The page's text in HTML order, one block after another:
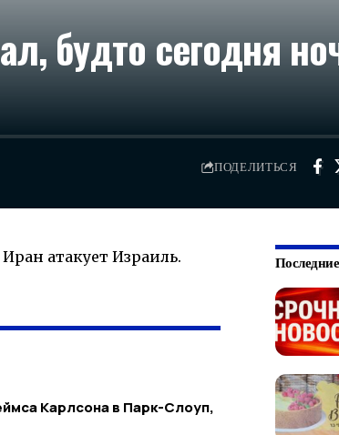
будто сегодня
ПОДЕЛИТЬСЯ
атакует Израиль.
Карлсона в Парк-Слоуп,